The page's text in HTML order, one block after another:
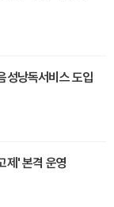
성낭독서비스 도입
제' 본격 운영